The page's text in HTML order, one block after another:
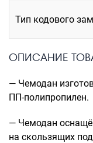
Тип кодового
ОПИСАНИЕ
— Чемодан
ПП-полипропилен.
— Чемодан
на скользящих